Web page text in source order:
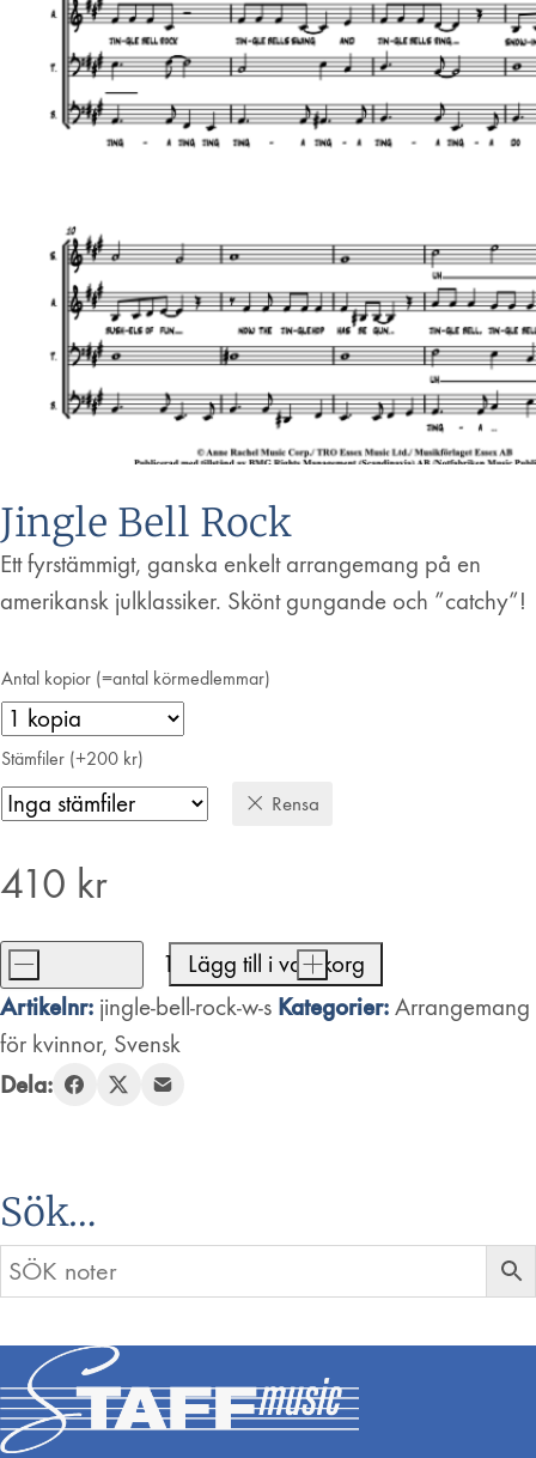
Jingle Bell Rock
Ett fyrstämmigt, ganska enkelt arrangemang på en
amerikansk julklassiker. Skönt gungande och ”catchy”!
Antal kopior (=antal körmedlemmar)
Stämfiler (+200 kr)
Rensa
410 kr
Jingle
Bell
Rock
mängd
- +
Lägg till i varukorg
Artikelnr: jingle-bell-rock-w-s Kategorier: Arrangemang
för kvinnor, Svensk
Dela:
Sök…